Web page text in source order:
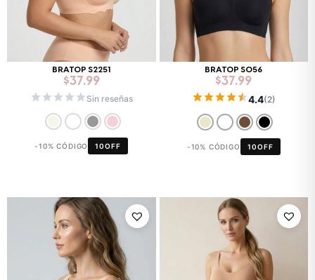
BRATOP S2251
$37.99
Sin reseñas
-10% CÓDIGO 10OFF
BRATOP S056
$37.99
4.4(2)
-10% CÓDIGO 10OFF